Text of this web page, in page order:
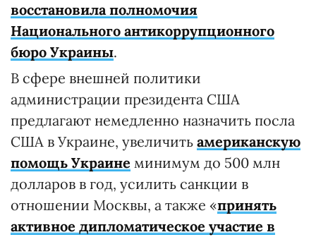
восстановила полномочия
Национального антикоррупционного
бюро Украины.
В сфере внешней политики
администрации президента США
предлагают немедленно назначить посла
США в Украине, увеличить американскую
помощь Украине минимум до 500 млн
долларов в год, усилить санкции в
отношении Москвы, а также «принять
активное дипломатическое участие в